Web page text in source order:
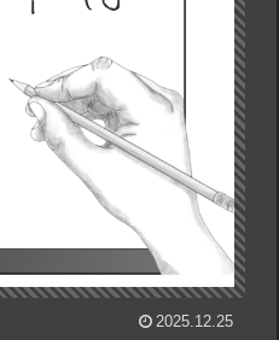
2025.12.25